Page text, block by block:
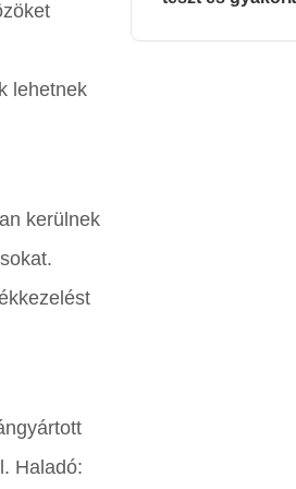
lehetnek
kerülnek
Haladó: